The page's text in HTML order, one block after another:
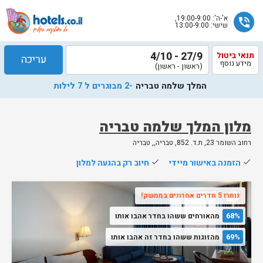
phone_in_talk א'-ה': 19:00-9:00,
שישי: 13:00-9:00
מלון המלך שלמה טבריה
רחוב השומר 23, ת.ד. 852, טבריה,, טבריה
תנאי ביטול
מידע נוסף 27/9 - 4/10
(ראשון - ראשון) עריכה
המלך שלמה טבריה -2 מבוגרים ל 7 לילות
done הזמנה באישור מיידי done חיוב רק בהגעה למלון
68% מהאורחים ששהו בחדר אהבו אותו
69% מהזוגות ששהו בחדר זה אהבו אותו
נותרו 5 חדרים אחרונים בממשק!
שלח
הוטלס
יחזור
בשעות
הפעילות